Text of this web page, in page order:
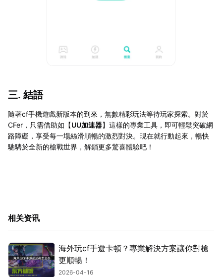
三. 結語
隨著cf手機遊戲新版本的到來，無數精彩玩法等待玩家探索。對於
CFer，只需借助如【UU加速器】這樣的專業工具，即可輕鬆突破網
路障礙，享受每一場絲滑順暢的激烈對決。現在就行動起來，暢快
馳騁於全新的槍戰世界，解鎖更多驚喜體驗吧！
相关资讯
海外玩cf手遊卡頓？專業解決方案讓你對槍
更順暢！
2026-04-16